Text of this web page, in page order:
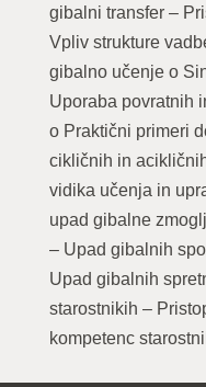
gibalni transfer –
Vpliv strukture
gibalno učenje o
Uporaba povratnih
o Praktični primeri
cikličnih in
vidika učenja in
upad gibalne
– Upad gibalnih
Upad gibalnih
starostnikih –
kompetenc